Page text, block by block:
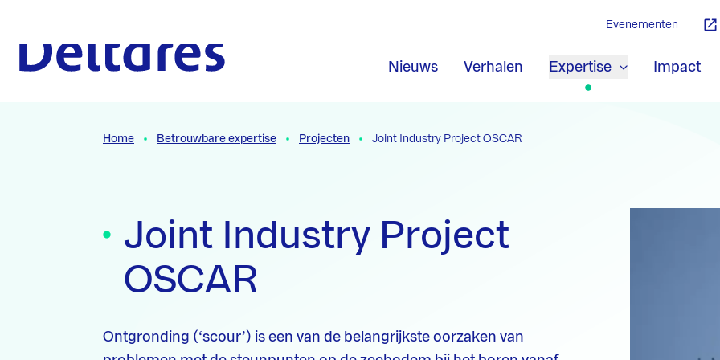
Nieuws Verhalen Expertise Impact
Evenementen
Home Betrouwbare expertise Projecten Joint Industry Project OSCAR
Joint Industry Project
OSCAR
Ontgronding (‘scour’) is een van de belangrijkste oorzaken van